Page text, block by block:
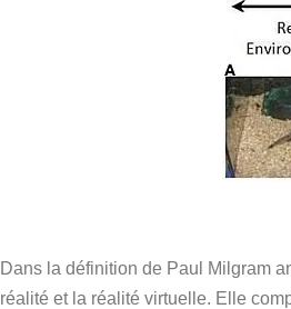
Dans la définition de Paul Milgram
réalité et la réalité virtuelle. Elle